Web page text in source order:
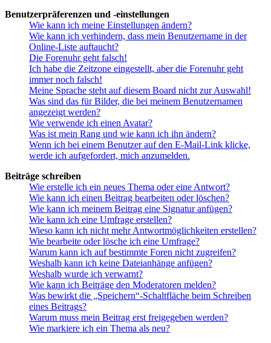
Benutzerpräferenzen und -einstellungen
Wie kann ich meine Einstellungen ändern?
Wie kann ich verhindern, dass mein Benutzername in der
Online-Liste auftaucht?
Die Forenuhr geht falsch!
Ich habe die Zeitzone eingestellt, aber die Forenuhr geht
immer noch falsch!
Meine Sprache steht auf diesem Board nicht zur Auswahl!
Was sind das für Bilder, die bei meinem Benutzernamen
angezeigt werden?
Wie verwende ich einen Avatar?
Was ist mein Rang und wie kann ich ihn ändern?
Wenn ich bei einem Benutzer auf den E-Mail-Link klicke,
werde ich aufgefordert, mich anzumelden.
Beiträge schreiben
Wie erstelle ich ein neues Thema oder eine Antwort?
Wie kann ich einen Beitrag bearbeiten oder löschen?
Wie kann ich meinem Beitrag eine Signatur anfügen?
Wie kann ich eine Umfrage erstellen?
Wieso kann ich nicht mehr Antwortmöglichkeiten erstellen?
Wie bearbeite oder lösche ich eine Umfrage?
Warum kann ich auf bestimmte Foren nicht zugreifen?
Weshalb kann ich keine Dateianhänge anfügen?
Weshalb wurde ich verwarnt?
Wie kann ich Beiträge den Moderatoren melden?
Was bewirkt die „Speichern“-Schaltfläche beim Schreiben
eines Beitrags?
Warum muss mein Beitrag erst freigegeben werden?
Wie markiere ich ein Thema als neu?